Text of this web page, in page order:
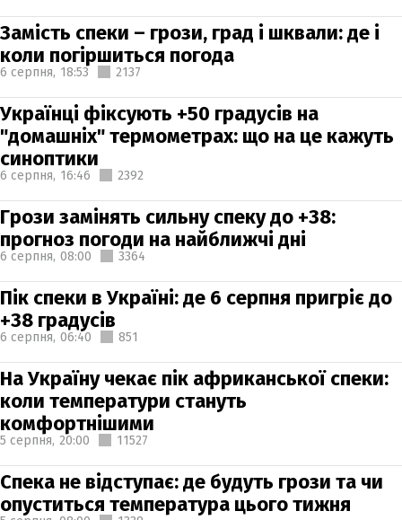
Замість спеки – грози, град і шквали: де і
коли погіршиться погода
6 серпня, 18:53 2137
Українці фіксують +50 градусів на
"домашніх" термометрах: що на це кажуть
синоптики
6 серпня, 16:46 2392
Грози замінять сильну спеку до +38:
прогноз погоди на найближчі дні
6 серпня, 08:00 3364
Пік спеки в Україні: де 6 серпня пригріє до
+38 градусів
6 серпня, 06:40 851
На Україну чекає пік африканської спеки:
коли температури стануть
комфортнішими
5 серпня, 20:00 11527
Спека не відступає: де будуть грози та чи
опуститься температура цього тижня